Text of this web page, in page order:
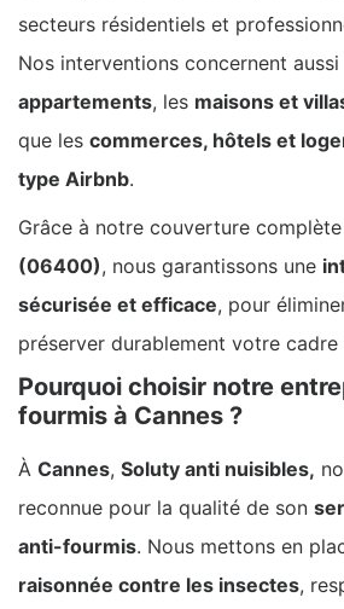
secteurs résidentiels et
Nos interventions concernent
appartements, les maisons et
que les commerces, hôtels et
type Airbnb.
Grâce à notre couverture
(06400), nous garantissons une
sécurisée et efficace, pour
préserver durablement votre cadre
Pourquoi choisir notre
fourmis à Cannes ?
À Cannes, Soluty anti nuisibles,
reconnue pour la qualité de son
anti-fourmis. Nous mettons en
raisonnée contre les insectes,